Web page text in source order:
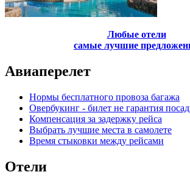
Любые отели
самые лучшие
Авиаперелет
Нормы бесплатного провоза багажа
Овербукинг - билет не гарантия
Компенсация за задержку рейса
Выбрать лучшие места в самолете
Время стыковки между рейсами
Отели